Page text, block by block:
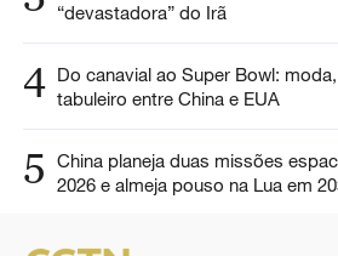
“devastadora” do Irã
4 Do canavial ao Super Bowl:
tabuleiro entre China e EUA
5
China planeja duas missões
2026 e almeja pouso na Lua em